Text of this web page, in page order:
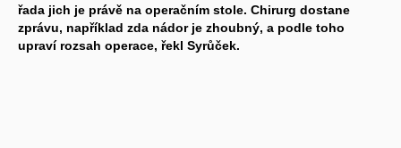
řada jich je právě na operačním stole. Chirurg dostane
zprávu, například zda nádor je zhoubný, a podle toho
upraví rozsah operace, řekl Syrůček.